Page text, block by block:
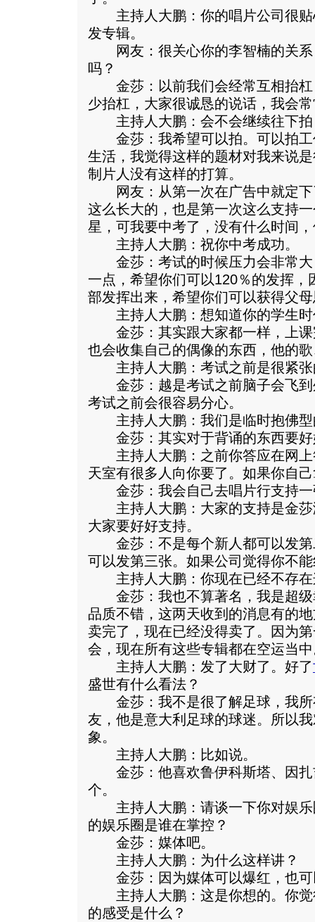
主持人大鹏：你的唱片公司很贴
发专辑。
网友：很关心你的李智楠的关系
吗？
金莎：以前我们会经常互相抬杠
少抬杠，大家很诚恳的说话，我会
主持人大鹏：会不会继续往下拍
金莎：我希望可以拍。可以拍工
生活，我觉得这样的题材对我来说
制片人没有这样的打算。
网友：从第一次在广告中就定下
这么长大的，也是第一次这么支持
星，可我要中考了，没有什么时间
主持人大鹏：祝你中考成功。
金莎：考试的时候压力会非常大
一点，希望你们可以120％的发挥，
部发挥出来，希望你们可以获得父
主持人大鹏：想知道你的学生时
金莎：其实跟大家都一样，上课
也会收集自己的偶像的东西，他的
主持人大鹏：考试之前是很紧张
金莎：越是考试之前脑子会飞到
考试之前会很容易分心。
主持人大鹏：我们是临时抱佛型
金莎：其实对于背诵的东西要好
主持人大鹏：之前你答应在网上
天室有很多人向你要了。如果你自
金莎：我会自己去唱片行支持一
主持人大鹏：大家的支持是金莎
大家要好好支持。
金莎：不是每个新人都可以发第
可以发第三张。如果公司觉得你不
主持人大鹏：你现在已经不存在
金莎：我也不算著名，我是超级
品质不错，这两天收到的消息有的
卖完了，现在已经没得卖了。因为
会，现在所有这些专辑都在空运当
主持人大鹏：发了大财了。好了
盛世有什么看法？
金莎：我不是很了解足球，我所
友，他是意大利足球的球迷。所以
象。
主持人大鹏：比如说。
金莎：他喜欢鲁伊科斯塔、因扎
个。
主持人大鹏：请谈一下你对娱乐
的娱乐圈是谁在掌控？
金莎：媒体吧。
主持人大鹏：为什么这样讲？
金莎：因为媒体可以爆红，也可
主持人大鹏：这是你想的。你觉
的感受是什么？